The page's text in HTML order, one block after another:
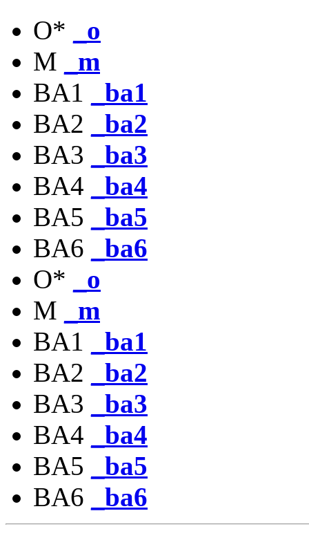
O*
_o
M
_m
BA1
_ba1
BA2
_ba2
BA3
_ba3
BA4
_ba4
BA5
_ba5
BA6
_ba6
O*
_o
M
_m
BA1
_ba1
BA2
_ba2
BA3
_ba3
BA4
_ba4
BA5
_ba5
BA6
_ba6